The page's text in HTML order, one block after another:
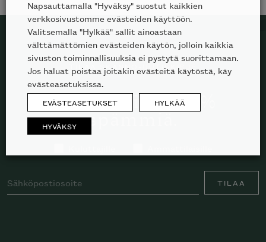
TILAA SKANNO-UUTISKIRJE
100% designia. 0%
spämmiä.
TILAA
Napsauttamalla "Hyväksy" suostut kaikkien
verkkosivustomme evästeiden käyttöön.
Valitsemalla "Hylkää" sallit ainoastaan
välttämättömien evästeiden käytön, jolloin kaikkia
sivuston toiminnallisuuksia ei pystytä suorittamaan.
Jos haluat poistaa joitakin evästeitä käytöstä, käy
evästeasetuksissa.
EVÄSTEASETUKSET HYLKÄÄ
HYVÄKSY